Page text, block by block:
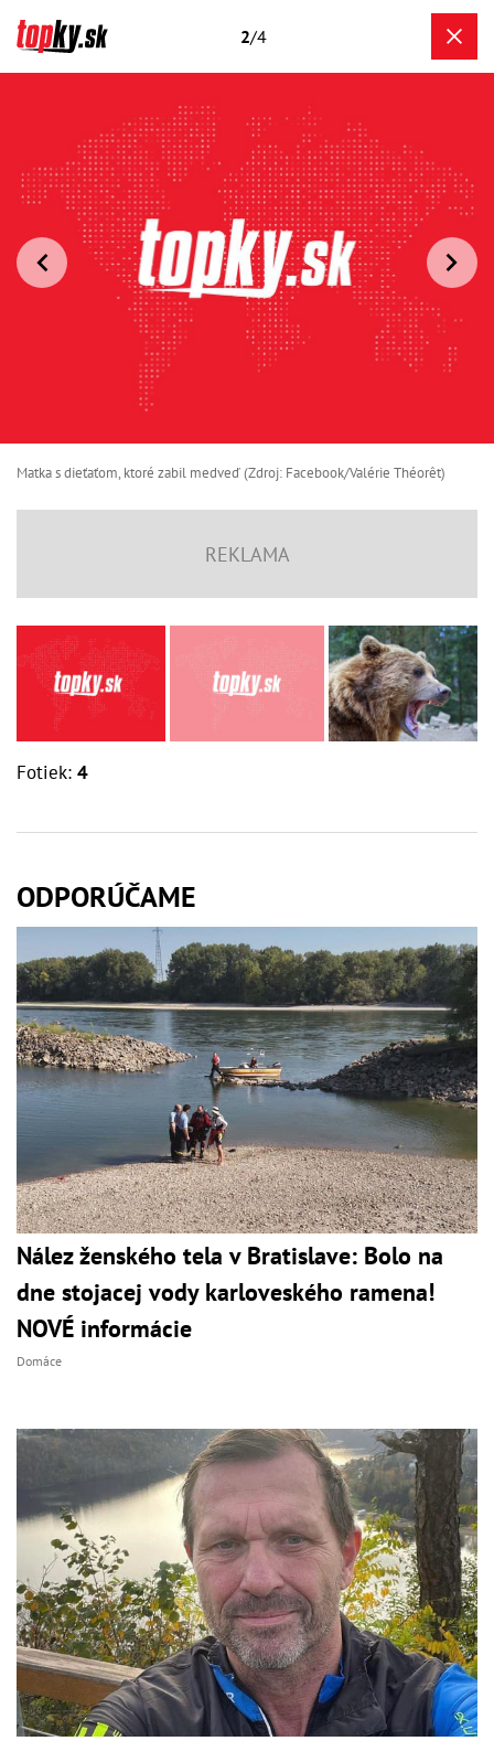
2/4
Matka s dieťaťom, ktoré zabil medveď (Zdroj: Facebook/Valérie Théorêt)
Fotiek: 4
ODPORÚČAME
Nález ženského tela v Bratislave: Bolo na
dne stojacej vody karloveského ramena!
NOVÉ informácie
Domáce